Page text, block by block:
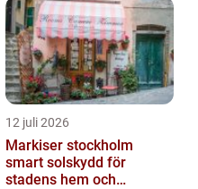
12 juli 2026
Markiser stockholm
smart solskydd för
stadens hem och